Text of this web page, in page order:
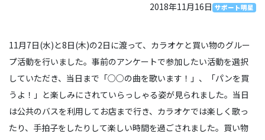
2018年11月16日 サポート明星
11月7日(水)と8日(木)の2日に渡って、カラオケと買い物のグルー
プ活動を行いました。事前のアンケートで参加したい活動を選択
していただき、当日まで「○○の曲を歌います！」、「パンを買
うよ！」と楽しみにされていらっしゃる姿が見られました。当日
は公共のバスを利用してお店まで行き、カラオケでは楽しく歌っ
たり、手拍子をしたりして楽しい時間を過ごされました。買い物